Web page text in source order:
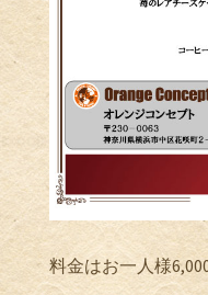
料金はお一人様